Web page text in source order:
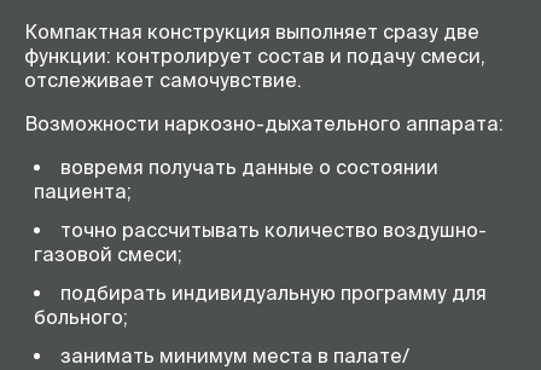
Компактная конструкция выполняет сразу две
функции: контролирует состав и подачу смеси,
отслеживает самочувствие.
Возможности наркозно-дыхательного аппарата:
вовремя получать данные о состоянии
пациента;
точно рассчитывать количество воздушно-
газовой смеси;
подбирать индивидуальную программу для
больного;
занимать минимум места в палате/